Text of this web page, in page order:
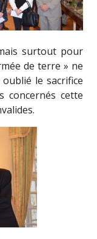
surtout pour
de terre » ne
le sacrifice
concernés cette